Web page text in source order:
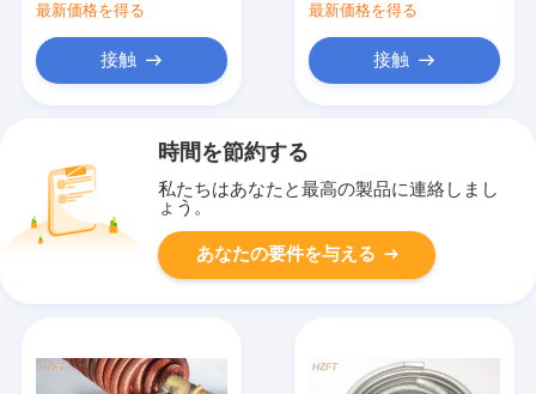
最新価格を得る
接触
最新価格を得る
接触
時間を節約する
私たちはあなたと最高の製品に連絡しまし
ょう。
あなたの要件を与える